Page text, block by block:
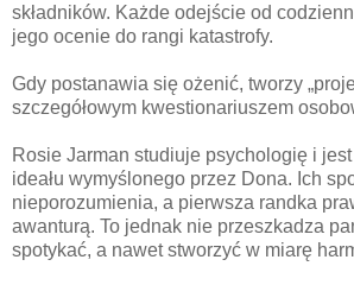
składników. Każde odejście od
jego ocenie do rangi katastrofy.
Gdy postanawia się ożenić, tworzy
szczegółowym kwestionariuszem
Rosie Jarman studiuje psychologię i
ideału wymyślonego przez Dona. Ich
nieporozumienia, a pierwsza randka
awanturą. To jednak nie przeszkadza
spotykać, a nawet stworzyć w miarę